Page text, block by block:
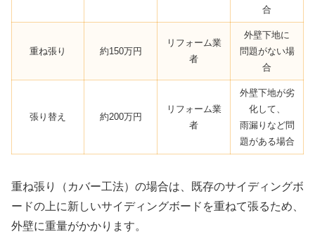
合
重ね張り 約150万円
リフォーム業
者
外壁下地に
問題がない場
合
張り替え 約200万円
リフォーム業
者
外壁下地が劣
化して、
雨漏りなど問
題がある場合
重ね張り（カバー工法）の場合は、既存のサイディングボ
ードの上に新しいサイディングボードを重ねて張るため、
外壁に重量がかかります。